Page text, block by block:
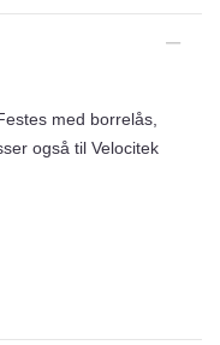
med borrelås,
også til Velocitek